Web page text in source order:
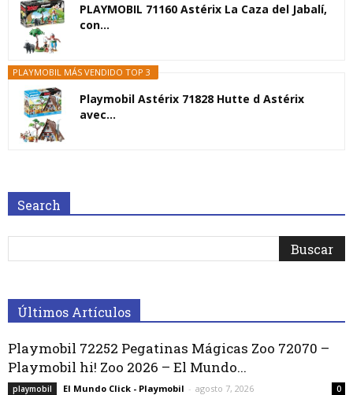
PLAYMOBIL 71160 Astérix La Caza del Jabalí,
con...
PLAYMOBIL MÁS VENDIDO TOP 3
Playmobil Astérix 71828 Hutte d Astérix
avec...
Search
Últimos Artículos
Playmobil 72252 Pegatinas Mágicas Zoo 72070 –
Playmobil hi! Zoo 2026 – El Mundo...
playmobil El Mundo Click - Playmobil - agosto 7, 2026 0